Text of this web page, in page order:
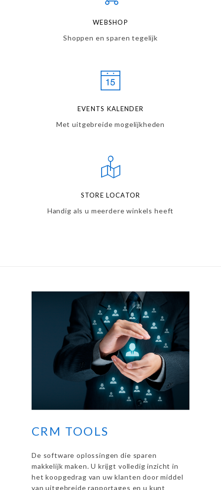
WEBSHOP
Shoppen en sparen tegelijk
EVENTS KALENDER
Met uitgebreide mogelijkheden
STORE LOCATOR
Handig als u meerdere winkels heeft
CRM TOOLS
De software oplossingen die sparen
makkelijk maken. U krijgt volledig inzicht in
het koopgedrag van uw klanten door middel
van uitgebreide rapportages en u kunt